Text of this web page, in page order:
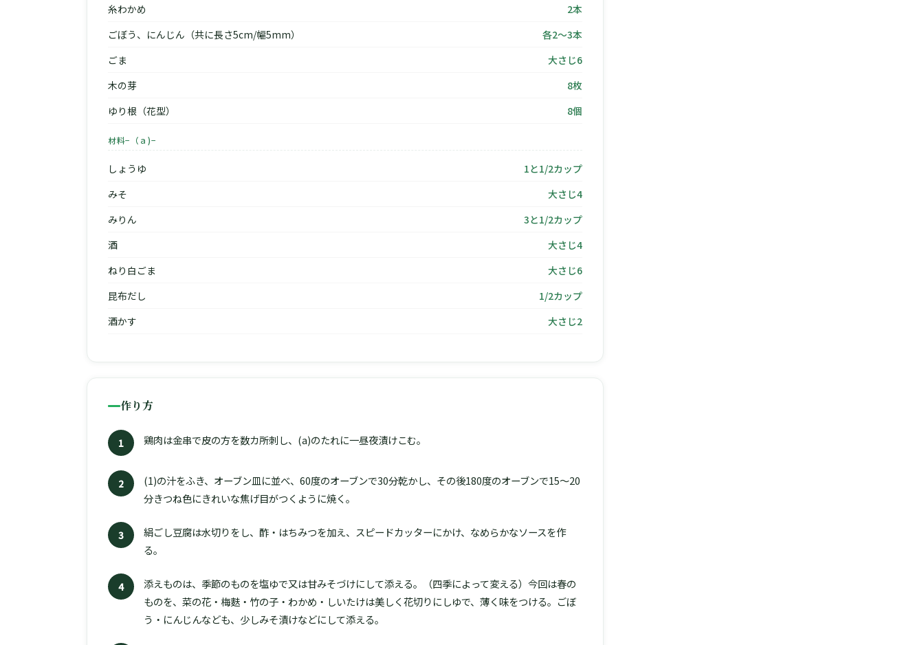
糸わかめ
2本
ごぼう、にんじん（共に長さ5cm/幅5mm）
各2〜3本
ごま
大さじ6
木の芽
8枚
ゆり根（花型）
8個
材料−（ａ)−
しょうゆ
1と1/2カップ
みそ
大さじ4
みりん
3と1/2カップ
酒
大さじ4
ねり白ごま
大さじ6
昆布だし
1/2カップ
酒かす
大さじ2
作り方
1 鶏肉は金串で皮の方を数カ所刺し、(a)のたれに一昼夜漬けこむ。
2
(1)の汁をふき、オーブン皿に並べ、60度のオーブンで30分乾かし、その後180度のオーブンで15〜20
分きつね色にきれいな焦げ目がつくように焼く。
3
絹ごし豆腐は水切りをし、酢・はちみつを加え、スピードカッターにかけ、なめらかなソースを作
る。
4
添えものは、季節のものを塩ゆで又は甘みそづけにして添える。（四季によって変える）今回は春の
ものを、菜の花・梅麩・竹の子・わかめ・しいたけは美しく花切りにしゆで、薄く味をつける。ごぼ
う・にんじんなども、少しみそ漬けなどにして添える。